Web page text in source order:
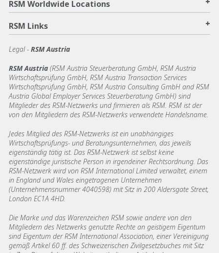
RSM Worldwide Locations
RSM Links +
Legal - RSM Austria
RSM Austria (RSM Austria Steuerberatung GmbH, RSM Austria
Wirtschaftsprüfung GmbH, RSM Austria Transaction Services
Wirtschaftsprüfung GmbH, RSM Austria Consulting GmbH and RSM
Austria Global Employer Services Steuerberatung GmbH) sind
Mitglieder des RSM-Netzwerks und firmieren als RSM. RSM ist der
von den Mitgliedern des RSM-Netzwerks verwendete Handelsname.
Jedes Mitglied des RSM-Netzwerks ist ein unabhängiges
Wirtschaftsprüfungs- und Beratungsunternehmen, das jeweils
eigenständig tätig ist. Das RSM-Netzwerk ist selbst keine
eigenständige juristische Person in irgendeiner Rechtsordnung. Das
RSM-Netzwerk wird von RSM International Limited verwaltet, einem
in England und Wales eingetragenen Unternehmen
(Unternehmensnummer 4040598) mit Sitz in 200 Aldersgate Street,
London EC1A 4HD.
Die Marke und das Warenzeichen RSM sowie andere von den
Mitgliedern des Netzwerks genutzte Rechte an geistigem Eigentum
sind Eigentum der RSM International Association, einer Vereinigung
gemäß Artikel 60 ff. des Schweizerischen Zivilgesetzbuches mit Sitz